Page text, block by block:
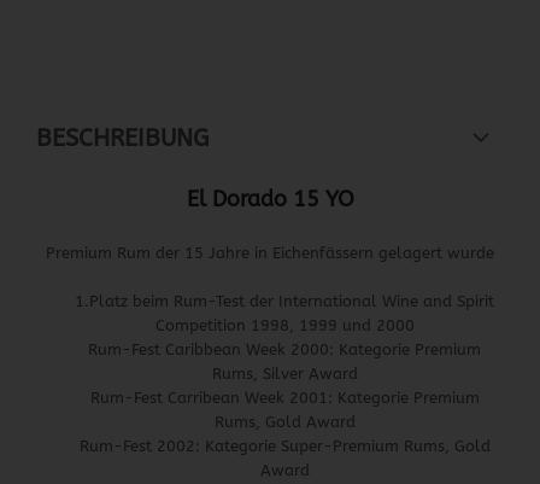
BESCHREIBUNG
El Dorado 15 YO
Premium Rum der 15 Jahre in Eichenfässern gelagert wurde
1.Platz beim Rum-Test der International Wine and Spirit
Competition 1998, 1999 und 2000
Rum-Fest Caribbean Week 2000: Kategorie Premium
Rums, Silver Award
Rum-Fest Carribean Week 2001: Kategorie Premium
Rums, Gold Award
Rum-Fest 2002: Kategorie Super-Premium Rums, Gold
Award